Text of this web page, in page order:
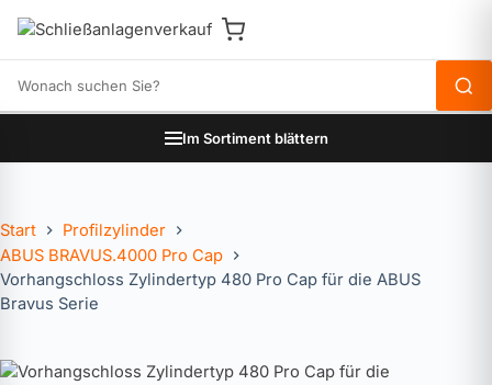
Im Sortiment blättern
Start
Profilzylinder
ABUS BRAVUS.4000 Pro Cap
Vorhangschloss Zylindertyp 480 Pro Cap für die ABUS
Bravus Serie